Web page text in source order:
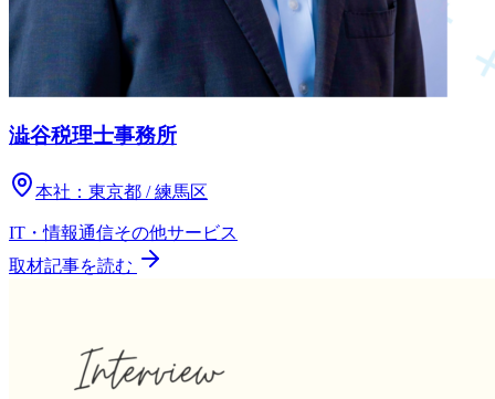
澁谷税理士事務所
本社： 東京都 / 練馬区
IT・情報通信その他サービス
取材記事を読む